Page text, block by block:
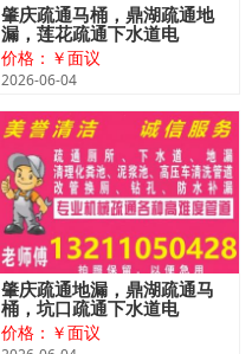
肇庆疏通马桶，鼎湖疏通地
漏，莲花疏通下水道电
价格：￥面议
2026-06-04
肇庆疏通地漏，鼎湖疏通马
桶，坑口疏通下水道电
价格：￥面议